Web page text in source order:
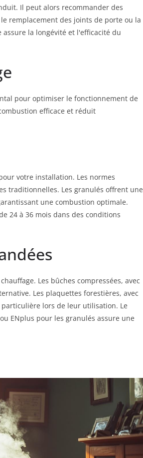
Il peut alors recommander des
remplacement des joints de porte ou la
la longévité et l'efficacité du
pour optimiser le fonctionnement de
efficace et réduit
votre installation. Les normes
traditionnelles. Les granulés offrent une
une combustion optimale.
24 à 36 mois dans des conditions
Les bûches compressées, avec
Les plaquettes forestières, avec
lors de leur utilisation. Le
ENplus pour les granulés assure une